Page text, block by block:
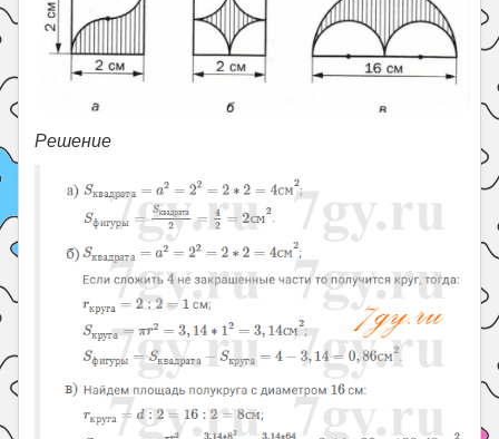
Решение